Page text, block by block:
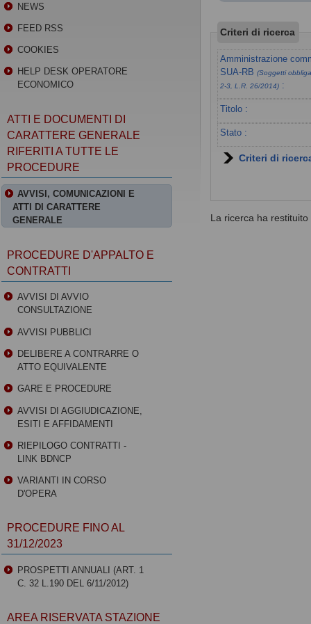
Criteri di ricerca
Amministrazione
SUA-RB(Soggetti
2-3, L.R. 26/2014) :
Titolo :
Stato :
Criteri di
La ricerca ha restituito
NEWS
FEED RSS
COOKIES
HELP DESK OPERATORE
ECONOMICO
ATTI E DOCUMENTI DI
CARATTERE GENERALE
RIFERITI A TUTTE LE
PROCEDURE
AVVISI, COMUNICAZIONI E
ATTI DI CARATTERE
GENERALE
PROCEDURE D'APPALTO E
CONTRATTI
AVVISI DI AVVIO
CONSULTAZIONE
AVVISI PUBBLICI
DELIBERE A CONTRARRE O
ATTO EQUIVALENTE
GARE E PROCEDURE
AVVISI DI AGGIUDICAZIONE,
ESITI E AFFIDAMENTI
RIEPILOGO CONTRATTI -
LINK BDNCP
VARIANTI IN CORSO
D'OPERA
PROCEDURE FINO AL
31/12/2023
PROSPETTI ANNUALI (ART. 1
C. 32 L.190 DEL 6/11/2012)
AREA RISERVATA STAZIONE